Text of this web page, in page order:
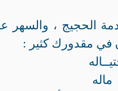
الحجيج ، والسهر
في مقدورك كثير :